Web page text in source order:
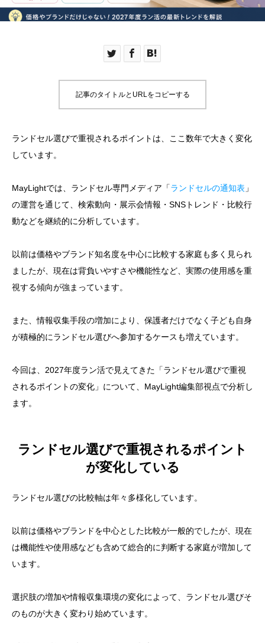
記事のタイトルとURLをコピーする
ランドセル選びで重視されるポイントは、ここ数年で大きく変化
しています。
MayLightでは、ランドセル専門メディア「ランドセルの通知表 」
の運営を通じて、検索動向・展示会情報・SNSトレンド・比較行
動などを継続的に分析しています。
以前は価格やブランド知名度を中心に比較する家庭も多く見られ
ましたが、現在は背負いやすさや機能性など、実際の使用感を重
視する傾向が強まっています。
また、情報収集手段の増加により、保護者だけでなく子ども自身
が積極的にランドセル選びへ参加するケースも増えています。
今回は、2027年度ラン活で見えてきた「ランドセル選びで重視
されるポイントの変化」について、MayLight編集部視点で分析し
ます。
ランドセル選びで重視されるポイント
が変化している
ランドセル選びの比較軸は年々多様化しています。
以前は価格やブランドを中心とした比較が一般的でしたが、現在
は機能性や使用感なども含めて総合的に判断する家庭が増加して
います。
選択肢の増加や情報収集環境の変化によって、ランドセル選びそ
のものが大きく変わり始めています。